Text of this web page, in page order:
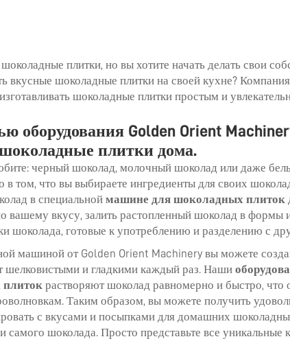
плитки, но вы хотите начать делать свои
вкусные шоколадные плитки на своей кухне?
шоколадные плитки простым и
оборудования Golden Orient
плитки дома.
черный шоколад, молочный шоколад или даже
в том, что вы выбираете ингредиенты для своих
в специальной машине для шоколадных плиток
вашему вкусу, залить растопленный шоколад в формы
шоколада, готовые к употреблению и разделению с
машиной от Golden Orient Machinery вы можете
шелковистыми и гладкими каждый раз. Наши
растворяют шоколад равномерно и быстро, что
Таким образом, вы можете получить
с вкусами и посыпками для домашних
самого шоколада. Просто представьте все уникальные